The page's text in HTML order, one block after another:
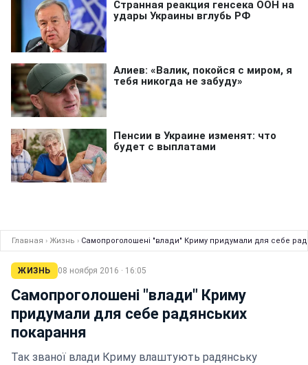
Главная › Жизнь › Самопроголошені "влади" Криму придумали для себе
ЖИЗНЬ 08 ноября 2016 · 16:05
Самопроголошені "влади" Криму
придумали для себе радянських
покарання
Так званої влади Криму влаштують радянську